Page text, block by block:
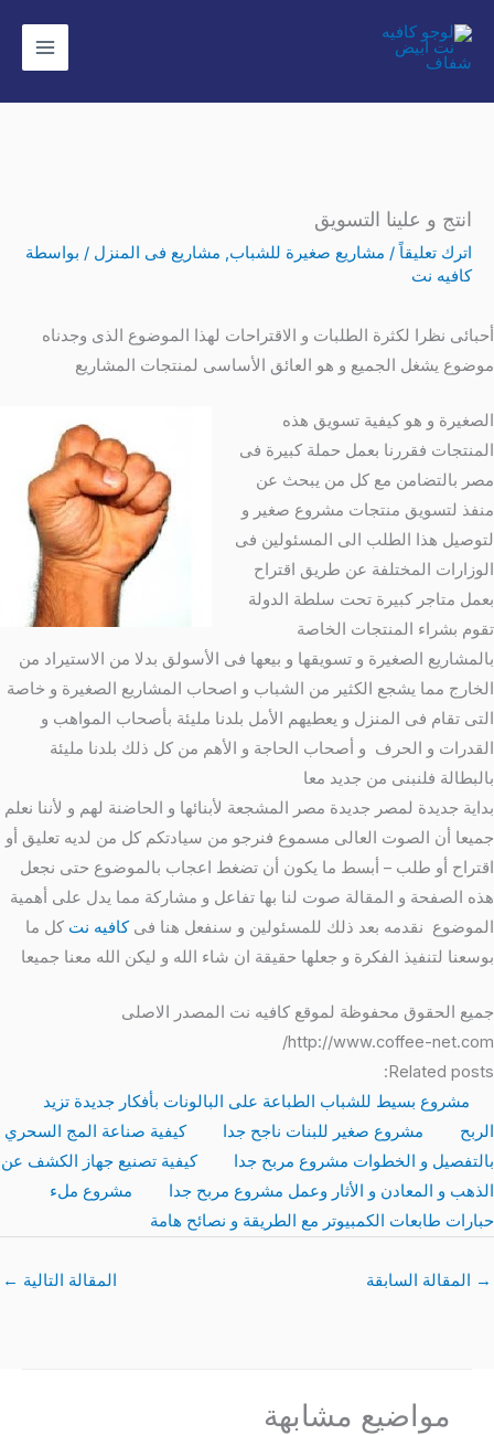
إلى
المحتوى
انتج و علينا التسويق
اترك تعليقاً / مشاريع صغيرة للشباب, مشاريع فى المنزل / بواسطة
كافيه نت
أحبائى نظرا لكثرة الطلبات و الاقتراحات لهذا الموضوع الذى وجدناه
موضوع يشغل الجميع و هو العائق الأساسى لمنتجات المشاريع
الصغيرة و هو كيفية تسويق هذه
المنتجات فقررنا بعمل حملة كبيرة فى
مصر بالتضامن مع كل من يبحث عن
منفذ لتسويق منتجات مشروع صغير و
لتوصيل هذا الطلب الى المسئولين فى
الوزارات المختلفة عن طريق اقتراح
بعمل متاجر كبيرة تحت سلطة الدولة
تقوم بشراء المنتجات الخاصة
بالمشاريع الصغيرة و تسويقها و بيعها فى الأسولق بدلا من الاستيراد من
الخارج مما يشجع الكثير من الشباب و اصحاب المشاريع الصغيرة و خاصة
التى تقام فى المنزل و يعطيهم الأمل بلدنا مليئة بأصحاب المواهب و
القدرات و الحرف و أصحاب الحاجة و الأهم من كل ذلك بلدنا مليئة
بالبطالة فلنبنى من جديد معا
بداية جديدة لمصر جديدة مصر المشجعة لأبنائها و الحاضنة لهم و لأننا نعلم
جميعا أن الصوت العالى مسموع فنرجو من سيادتكم كل من لديه تعليق أو
اقتراح أو طلب – أبسط ما يكون أن تضغط اعجاب بالموضوع حتى نجعل
هذه الصفحة و المقالة صوت لنا بها تفاعل و مشاركة مما يدل على أهمية
الموضوع نقدمه بعد ذلك للمسئولين و سنفعل هنا فىكافيه نت كل ما
بوسعنا لتنفيذ الفكرة و جعلها حقيقة ان شاء الله و ليكن الله معنا جميعا
جميع الحقوق محفوظة لموقع كافيه نت المصدر الاصلى
http://www.coffee-net.com/
Related posts:
مشروع بسيط للشباب الطباعة على البالونات بأفكار جديدة تزيد
الربح
مشروع صغير للبنات ناجح جدا
كيفية صناعة المج السحري
بالتفصيل و الخطوات مشروع مربح جدا
كيفية تصنيع جهاز الكشف عن
الذهب و المعادن و الأثار وعمل مشروع مربح جدا
مشروع ملء
حبارات طابعات الكمبيوتر مع الطريقة و نصائح هامة
→ المقالة السابقة المقالة التالية ←
مواضيع مشابهة